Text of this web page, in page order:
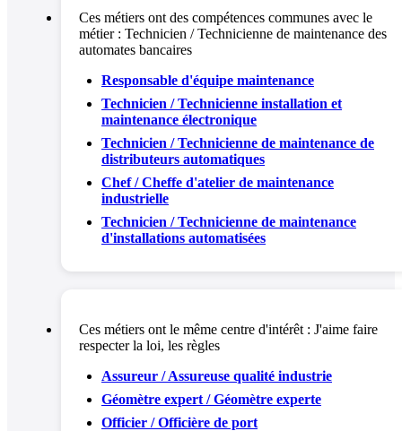
Ces métiers ont des compétences communes avec le
métier : Technicien / Technicienne de maintenance des
automates bancaires
Responsable d'équipe maintenance
Technicien / Technicienne installation et
maintenance électronique
Technicien / Technicienne de maintenance de
distributeurs automatiques
Chef / Cheffe d'atelier de maintenance
industrielle
Technicien / Technicienne de maintenance
d'installations automatisées
Ces métiers ont le même centre d'intérêt : J'aime faire
respecter la loi, les règles
Assureur / Assureuse qualité industrie
Géomètre expert / Géomètre experte
Officier / Officière de port